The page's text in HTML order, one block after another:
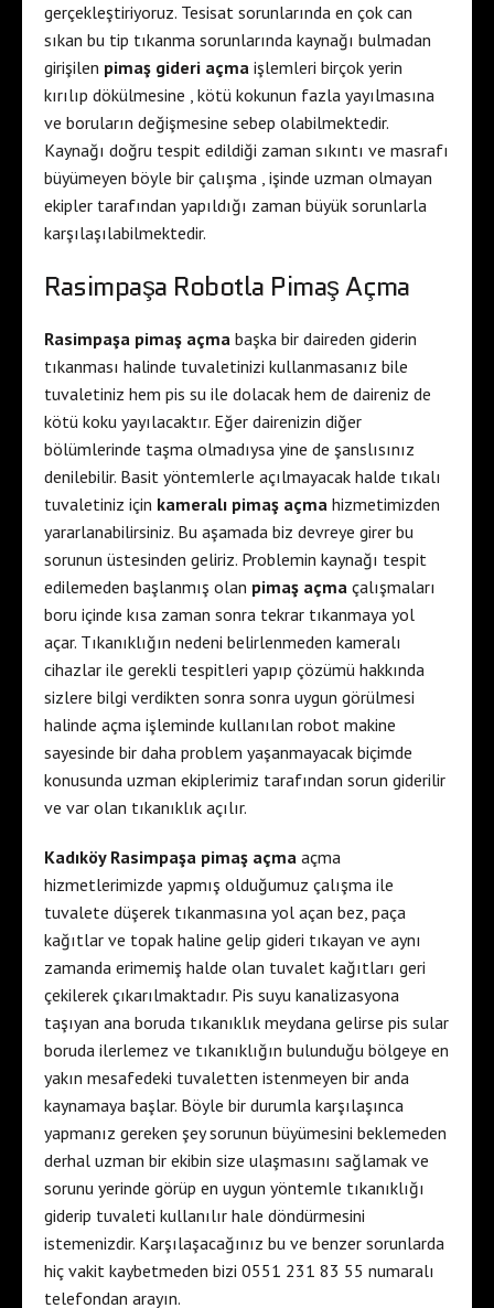
gerçekleştiriyoruz. Tesisat sorunlarında en çok can
sıkan bu tip tıkanma sorunlarında kaynağı bulmadan
girişilen pimaş gideri açma işlemleri birçok yerin
kırılıp dökülmesine , kötü kokunun fazla yayılmasına
ve boruların değişmesine sebep olabilmektedir.
Kaynağı doğru tespit edildiği zaman sıkıntı ve masrafı
büyümeyen böyle bir çalışma , işinde uzman olmayan
ekipler tarafından yapıldığı zaman büyük sorunlarla
karşılaşılabilmektedir.
Rasimpaşa Robotla Pimaş Açma
Rasimpaşa pimaş açma başka bir daireden giderin
tıkanması halinde tuvaletinizi kullanmasanız bile
tuvaletiniz hem pis su ile dolacak hem de daireniz de
kötü koku yayılacaktır. Eğer dairenizin diğer
bölümlerinde taşma olmadıysa yine de şanslısınız
denilebilir. Basit yöntemlerle açılmayacak halde tıkalı
tuvaletiniz için kameralı pimaş açma hizmetimizden
yararlanabilirsiniz. Bu aşamada biz devreye girer bu
sorunun üstesinden geliriz. Problemin kaynağı tespit
edilemeden başlanmış olan pimaş açma çalışmaları
boru içinde kısa zaman sonra tekrar tıkanmaya yol
açar. Tıkanıklığın nedeni belirlenmeden kameralı
cihazlar ile gerekli tespitleri yapıp çözümü hakkında
sizlere bilgi verdikten sonra sonra uygun görülmesi
halinde açma işleminde kullanılan robot makine
sayesinde bir daha problem yaşanmayacak biçimde
konusunda uzman ekiplerimiz tarafından sorun giderilir
ve var olan tıkanıklık açılır.
Kadıköy Rasimpaşa pimaş açma açma
hizmetlerimizde yapmış olduğumuz çalışma ile
tuvalete düşerek tıkanmasına yol açan bez, paça
kağıtlar ve topak haline gelip gideri tıkayan ve aynı
zamanda erimemiş halde olan tuvalet kağıtları geri
çekilerek çıkarılmaktadır. Pis suyu kanalizasyona
taşıyan ana boruda tıkanıklık meydana gelirse pis sular
boruda ilerlemez ve tıkanıklığın bulunduğu bölgeye en
yakın mesafedeki tuvaletten istenmeyen bir anda
kaynamaya başlar. Böyle bir durumla karşılaşınca
yapmanız gereken şey sorunun büyümesini beklemeden
derhal uzman bir ekibin size ulaşmasını sağlamak ve
sorunu yerinde görüp en uygun yöntemle tıkanıklığı
giderip tuvaleti kullanılır hale döndürmesini
istemenizdir. Karşılaşacağınız bu ve benzer sorunlarda
hiç vakit kaybetmeden bizi 0551 231 83 55 numaralı
telefondan arayın.